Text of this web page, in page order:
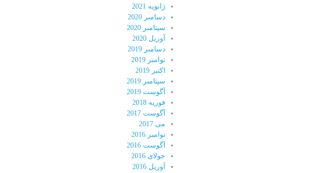
ژانویه 2021
دسامبر 2020
سپتامبر 2020
آوریل 2020
دسامبر 2019
نوامبر 2019
اکتبر 2019
سپتامبر 2019
آگوست 2019
فوریه 2018
آگوست 2017
می 2017
نوامبر 2016
آگوست 2016
جولای 2016
آوریل 2016